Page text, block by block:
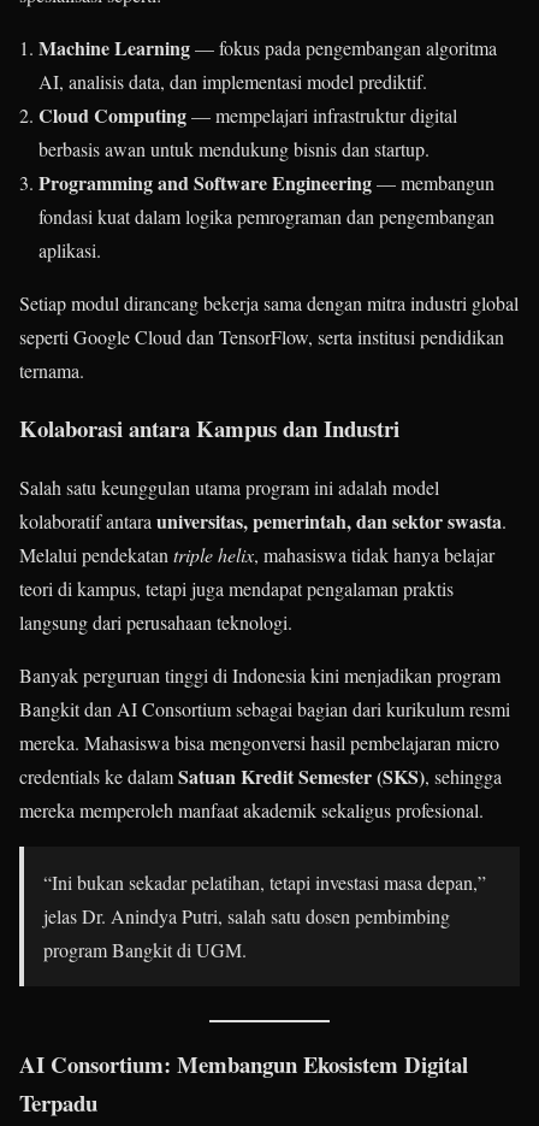
Machine Learning— fokus pada pengembangan algoritma
AI, analisis data, dan implementasi model prediktif.
Cloud Computing— mempelajari infrastruktur digital
berbasis awan untuk mendukung bisnis dan startup.
Programming and Software Engineering— membangun
fondasi kuat dalam logika pemrograman dan pengembangan
aplikasi.
Setiap modul dirancang bekerja sama dengan mitra industri global
seperti Google Cloud dan TensorFlow, serta institusi pendidikan
ternama.
Kolaborasi antara Kampus dan Industri
Salah satu keunggulan utama program ini adalah model
kolaboratif antara universitas, pemerintah, dan sektor swasta.
Melalui pendekatan triple helix, mahasiswa tidak hanya belajar
teori di kampus, tetapi juga mendapat pengalaman praktis
langsung dari perusahaan teknologi.
Banyak perguruan tinggi di Indonesia kini menjadikan program
Bangkit dan AI Consortium sebagai bagian dari kurikulum resmi
mereka. Mahasiswa bisa mengonversi hasil pembelajaran micro
credentials ke dalamSatuan Kredit Semester (SKS), sehingga
mereka memperoleh manfaat akademik sekaligus profesional.
“Ini bukan sekadar pelatihan, tetapi investasi masa depan,”
jelas Dr. Anindya Putri, salah satu dosen pembimbing
program Bangkit di UGM.
AI Consortium: Membangun Ekosistem Digital
Terpadu